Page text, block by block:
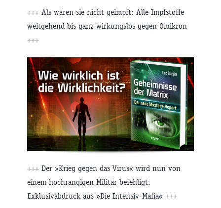
+++ Als wären sie nicht geimpft: Alle Impfstoffe
weitgehend bis ganz wirkungslos gegen Omikron
+++
+++ Der »Krieg gegen das Virus« wird nun von
einem hochrangigen Militär befehligt.
Exklusivabdruck aus »Die Intensiv-Mafia« +++